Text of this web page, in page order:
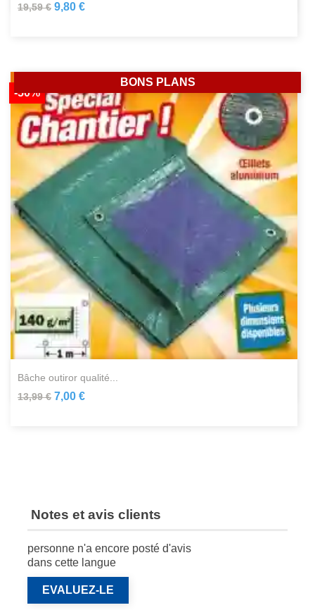
19,59 € 9,80 €
bâche outiror qualité...
13,99 €
-50%
7,00 €
BONS PLANS
Notes et avis clients
personne n'a encore posté d'avis
dans cette langue
EVALUEZ-LE